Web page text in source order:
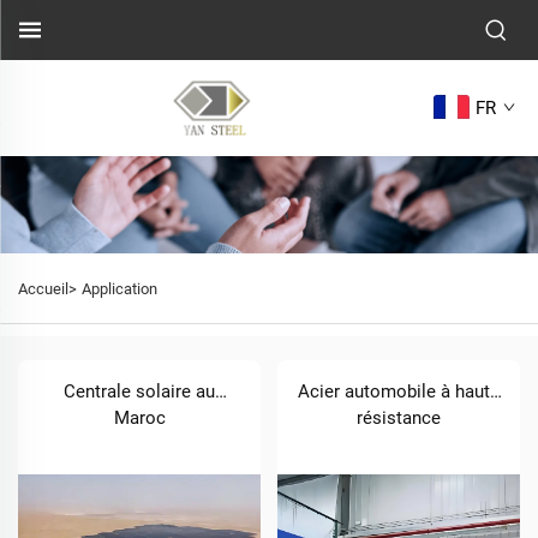
FR
Accueil> Application
Centrale solaire au
Maroc
Acier automobile à haute
résistance